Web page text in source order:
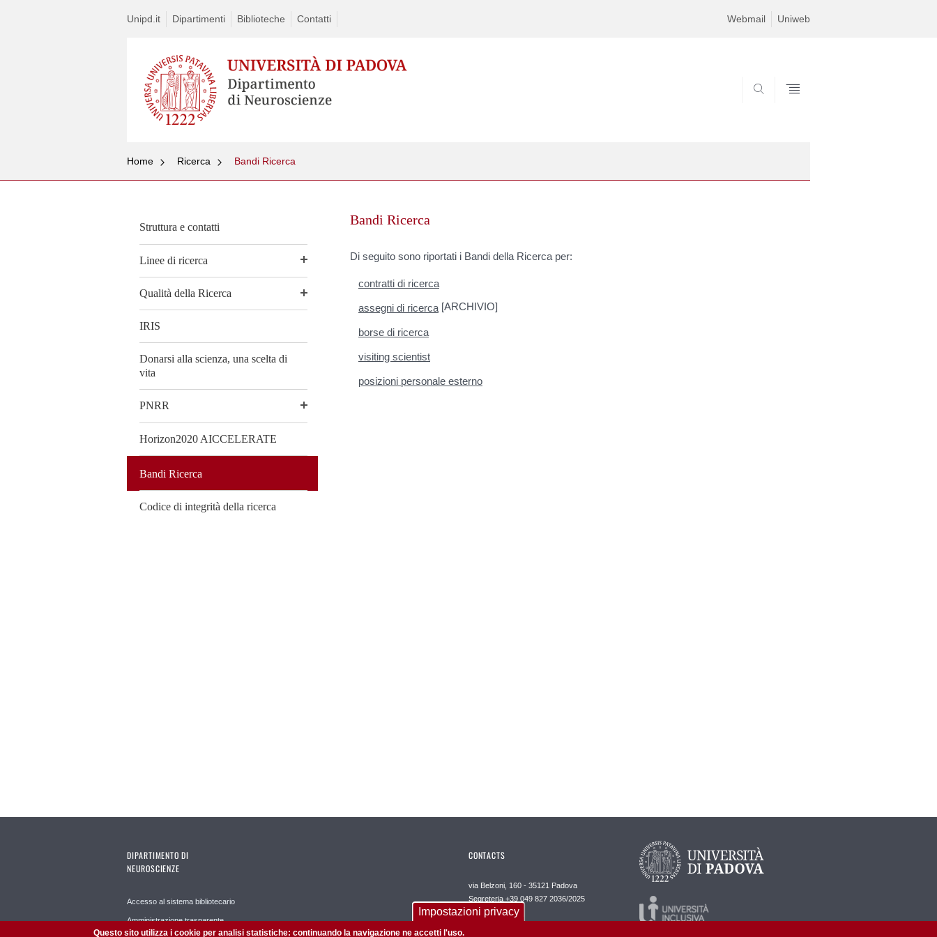
Unipd.it Dipartimenti Biblioteche Contatti Webmail Uniweb
Home Ricerca Bandi Ricerca
Struttura e contatti
Linee di ricerca
Qualità della Ricerca
IRIS
Donarsi alla scienza, una scelta di
vita
PNRR
Horizon2020 AICCELERATE
Bandi Ricerca
Codice di integrità della ricerca
Bandi Ricerca
Di seguito sono riportati i Bandi della Ricerca per:
contratti di ricerca
assegni di ricerca [ARCHIVIO]
borse di ricerca
visiting scientist
posizioni personale esterno
DIPARTIMENTO DI
NEUROSCIENZE
Accesso al sistema bibliotecario
Amministrazione trasparente
CONTACTS
via Belzoni, 160 - 35121 Padova
Segreteria +39 049 827 2036/2025
Posta certificata
Impostazioni privacy
Questo sito utilizza i cookie per analisi statistiche: continuando la navigazione ne accetti l'uso.